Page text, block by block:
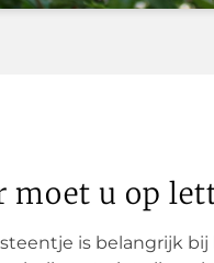
moet u op
is belangrijk